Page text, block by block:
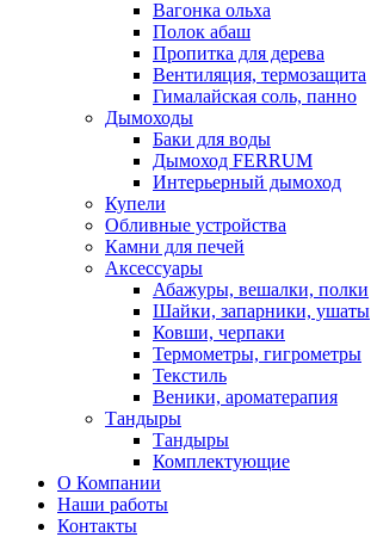
Вагонка ольха
Полок абаш
Пропитка для дерева
Вентиляция, термозащита
Гималайская соль, панно
Дымоходы
Баки для воды
Дымоход FERRUM
Интерьерный дымоход
Купели
Обливные устройства
Камни для печей
Аксессуары
Абажуры, вешалки, полки
Шайки, запарники, ушаты
Ковши, черпаки
Термометры, гигрометры
Текстиль
Веники, ароматерапия
Тандыры
Тандыры
Комплектующие
О Компании
Наши работы
Контакты